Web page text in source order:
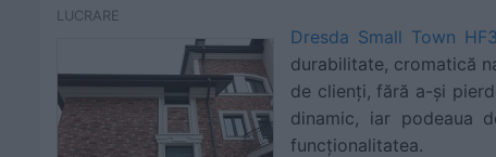
LUCRARE
Dresda Small Town
durabilitate, cromatică
de clienți, fără a-și
dinamic, iar podeaua
funcționalitatea.